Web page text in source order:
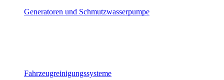
Generatoren und Schmutzwasserpumpe
Fahrzeugreinigungssysteme